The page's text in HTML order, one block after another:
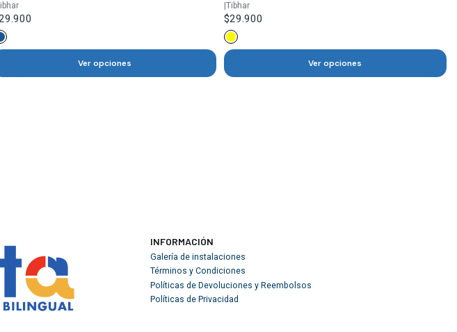
Ver opciones
Tibhar
$29.900
Ver opciones
INFORMACIÓN
Galería de instalaciones
Términos y Condiciones
Políticas de Devoluciones y Reembolsos
Políticas de Privacidad